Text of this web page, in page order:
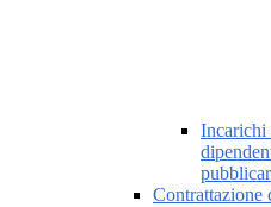
Incarichi
Contrattazione